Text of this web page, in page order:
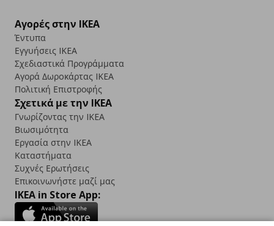
Αγορές στην IKEA
Έντυπα
Εγγυήσεις IKEA
Σχεδιαστικά Προγράμματα
Αγορά Δωρoκάρτας IKEA
Πολιτική Επιστροφής
Σχετικά με την IKEA
Γνωρίζοντας την IKEA
Βιωσιμότητα
Εργασία στην IKEA
Καταστήματα
Συχνές Ερωτήσεις
Επικοινωνήστε μαζί μας
IKEA in Store App: